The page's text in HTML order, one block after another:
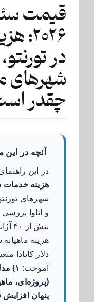
قیمت
در
شهرهای
چقدر
آنچه در این
در این راهنمای
هزینه خدمات
شهرهای
و اتاوا
بیش
دلار کانادا
آموخت:
۱)
(پروژه‌ای،
پنهان